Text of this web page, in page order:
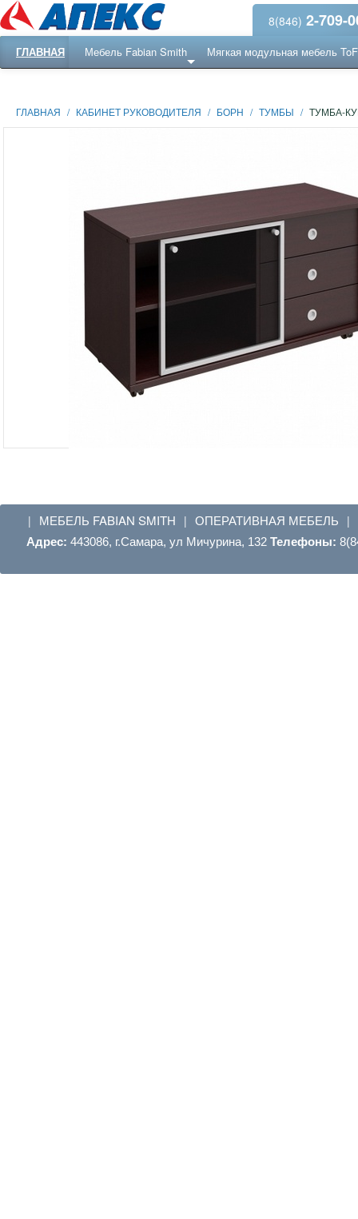
8(846) 2-709-
ГЛАВНАЯ Мебель Fabian Smith Мягкая модульная мебель
ГЛАВНАЯ / КАБИНЕТ РУКОВОДИТЕЛЯ / БОРН / ТУМБЫ / ТУМБА-
| МЕБЕЛЬ FABIAN SMITH | ОПЕРАТИВНАЯ МЕБЕЛЬ |
Адрес: 443086, г.Самара, ул Мичурина, 132 Телефоны: